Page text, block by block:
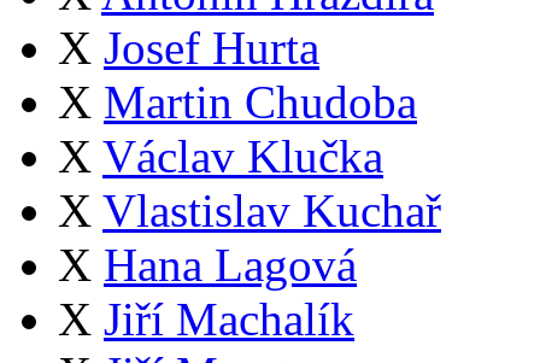
X Josef Hurta
X Martin Chudoba
X Václav Klučka
X Vlastislav Kuchař
X Hana Lagová
X Jiří Machalík